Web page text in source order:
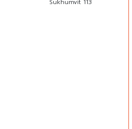
Sukhumvit 113